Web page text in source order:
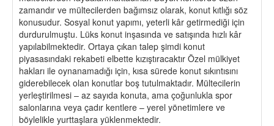
zamandır ve mültecilerden bağımsız olarak, konut kıtlığı söz
konusudur. Sosyal konut yapımı, yeterli kâr getirmediği için
durdurulmuştu. Lüks konut inşasında ve satışında hızlı kâr
yapılabilmektedir. Ortaya çıkan talep şimdi konut
piyasasındaki rekabeti elbette kızıştıracaktır Özel mülkiyet
hakları ile oynanamadığı için, kısa sürede konut sıkıntısını
giderebilecek olan konutlar boş tutulmaktadır. Mültecilerin
yerleştirilmesi – az sayıda konuta, ama çoğunlukla spor
salonlarına veya çadır kentlere – yerel yönetimlere ve
böylelikle yurttaşlara yüklenmektedir.